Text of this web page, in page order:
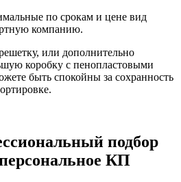
по срокам и цене вид
компанию.
или дополнительно
коробку с пенопластовыми
быть спокойны за сохранность
подбор
КП